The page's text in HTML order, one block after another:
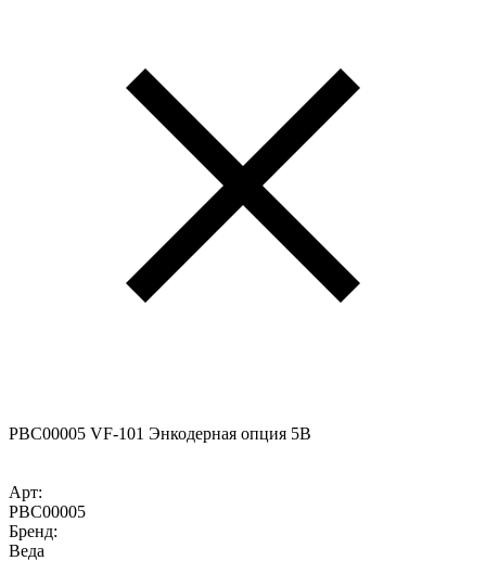
PBC00005 VF-101 Энкодерная опция 5В
Арт:
PBC00005
Бренд:
Веда